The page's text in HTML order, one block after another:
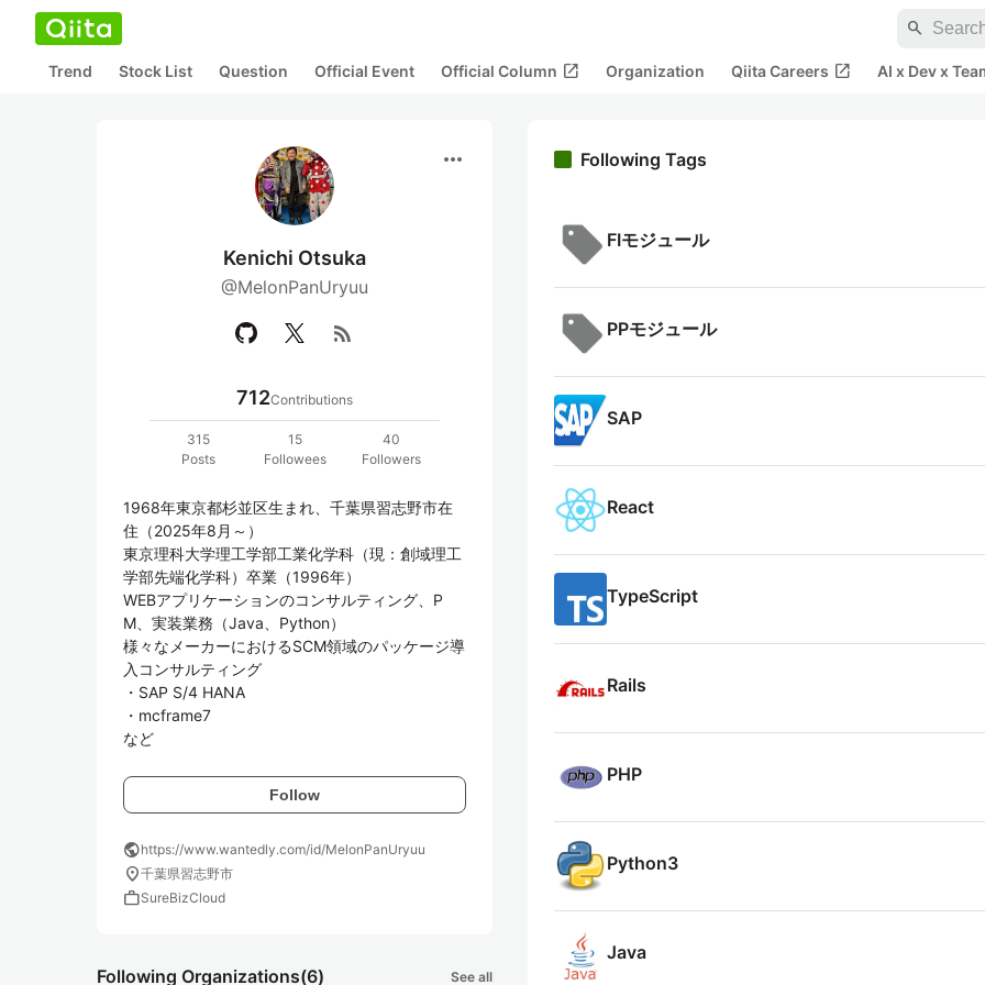
search
Trend Stock List Question Official Event Official Column open_in_new Organization Qiita Careers open_in_new AI x Dev x
more_horiz
Kenichi Otsuka
@MelonPanUryuu
rss_feed
712Contributions
315
Posts
15
Followees
40
Followers
1968年東京都杉並区生まれ、千葉県習志野市在
住（2025年8月～）
東京理科大学理工学部工業化学科（現：創域理工
学部先端化学科）卒業（1996年）
WEBアプリケーションのコンサルティング、P
M、実装業務（Java、Python）
様々なメーカーにおけるSCM領域のパッケージ導
入コンサルティング
・SAP S/4 HANA
・mcframe7
など
Follow
publichttps://www.wantedly.com/id/MelonPanUryuu
location_on千葉県習志野市
workSureBizCloud
Following Organizations(6) See all
Following Tags
FIモジュール
PPモジュール
SAP
React
TypeScript
Rails
PHP
Python3
Java